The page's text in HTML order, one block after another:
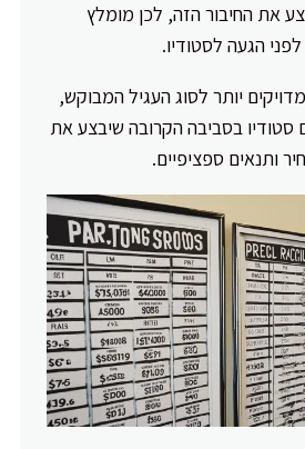
את החיבור הזה, לכן מומלץ
הגעה לסטודיו.
יותר לסוג העגיל המבוקש,
סטודיו בסביבה הקרובה שיבצע את
ותנאים ספציפיים.